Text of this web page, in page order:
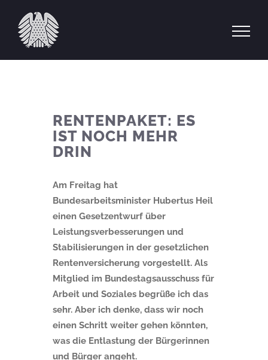
Inhalt
springen
RENTENPAKET: ES
IST NOCH MEHR
DRIN
Am Freitag hat
Bundesarbeitsminister Hubertus Heil
einen Gesetzentwurf über
Leistungsverbesserungen und
Stabilisierungen in der gesetzlichen
Rentenversicherung vorgestellt. Als
Mitglied im Bundestagsausschuss für
Arbeit und Soziales begrüße ich das
sehr. Aber ich denke, dass wir noch
einen Schritt weiter gehen könnten,
was die Entlastung der Bürgerinnen
und Bürger angeht.